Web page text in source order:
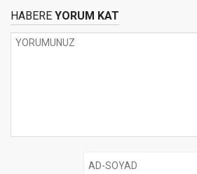
HABERE YORUM KAT